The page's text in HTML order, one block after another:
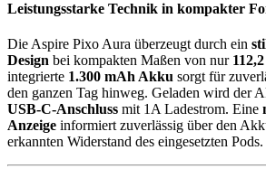
Leistungsstarke Technik in kompakter
Die Aspire Pixo Aura überzeugt durch ein
Design bei kompakten Maßen von nur
integrierte 1.300 mAh Akku sorgt für
den ganzen Tag hinweg. Geladen wird der
USB-C-Anschluss mit 1A Ladestrom. Eine
Anzeige informiert zuverlässig über den
erkannten Widerstand des eingesetzten Pods.